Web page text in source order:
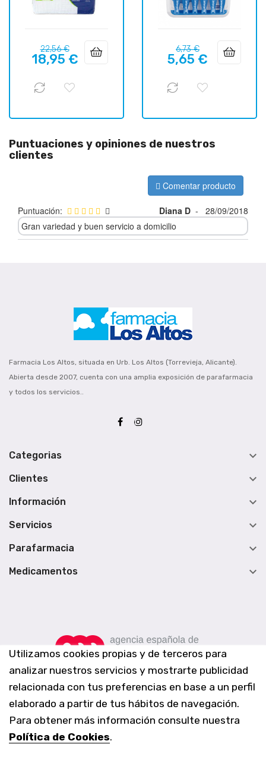
Utilizamos cookies propias y de terceros para
analizar nuestros servicios y mostrarte publicidad
relacionada con tus preferencias en base a un perfil
elaborado a partir de tus hábitos de navegación.
Para obtener más información consulte nuestra
Política de Cookies.
Precio
regular
22,56 €Precio
18,95 €
Precio
regular
6,73 €Precio
5,65 €
Puntuaciones y opiniones de nuestros
clientes
Comentar producto
Puntuación: Diana D -
28/09/2018
Gran variedad y buen servicio a domicilio
Farmacia Los Altos, situada en Urb. Los Altos (Torrevieja, Alicante).
Abierta desde 2007, cuenta con una amplia exposición de parafarmacia
y todos los servicios..
Categorias 
Clientes 
Información 
Servicios 
Parafarmacia 
Medicamentos 